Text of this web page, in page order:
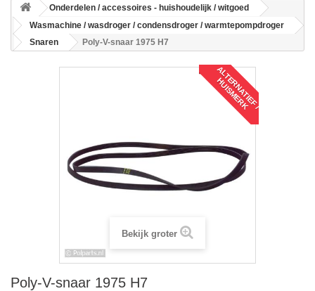
Onderdelen / accessoires - huishoudelijk / witgoed
Wasmachine / wasdroger / condensdroger / warmtepompdroger
Snaren
Poly-V-snaar 1975 H7
A
L
T
E
R
N
A
T
I
E
F
/
H
U
I
S
M
E
R
K
Bekijk groter
Poly-V-snaar 1975 H7